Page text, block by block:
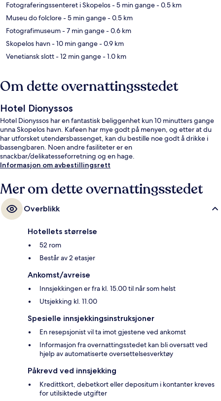
Fotograferingssenteret i Skopelos- 5 min gange- 0.5 km
Museu do folclore- 5 min gange- 0.5 km
Fotografimuseum- 7 min gange- 0.6 km
Skopelos havn- 10 min gange- 0.9 km
Venetiansk slott- 12 min gange- 1.0 km
Om dette overnattingsstedet
Hotel Dionyssos
Hotel Dionyssos har en fantastisk beliggenhet kun 10 minutters gange
unna Skopelos havn. Kafeen har mye godt på menyen, og etter at du
har utforsket utendørsbassenget, kan du bestille noe godt å drikke i
bassengbaren. Noen andre fasiliteter er en
snackbar/delikatesseforretning og en hage.
Informasjon om avbestillingsrett
Mer om dette overnattingsstedet
Overblikk
Hotellets størrelse
52 rom
Består av 2 etasjer
Ankomst/avreise
Innsjekkingen er fra kl. 15.00 til når som helst
Utsjekking kl. 11.00
Spesielle innsjekkingsinstruksjoner
En resepsjonist vil ta imot gjestene ved ankomst
Informasjon fra overnattingsstedet kan bli oversatt ved
hjelp av automatiserte oversettelsesverktøy
Påkrevd ved innsjekking
Kredittkort, debetkort eller depositum i kontanter kreves
for utilsiktede utgifter